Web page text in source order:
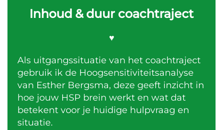
Inhoud & duur coachtraject
♥
Als uitgangssituatie van het coachtraject
gebruik ik de Hoogsensitiviteitsanalyse
van Esther Bergsma, deze geeft inzicht in
hoe jouw HSP brein werkt en wat dat
betekent voor je huidige hulpvraag en
situatie.